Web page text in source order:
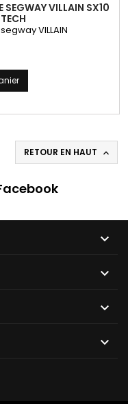
SEGWAY VILLAIN SX10
VILLAIN
RETOUR EN HAUT 



